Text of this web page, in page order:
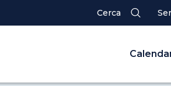
Cerca